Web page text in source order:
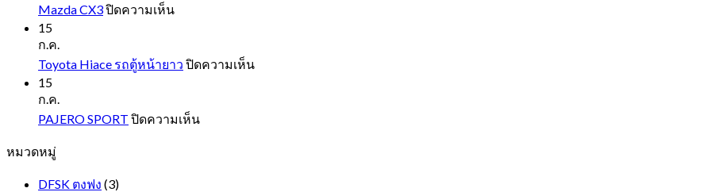
Mazda CX3ปิดความเห็นบน
15
ก.ค.
Toyota Hiace รถตู้หน้ายาว ปิดความเห็นบน
15
ก.ค.
PAJERO SPORT ปิดความเห็นบน
หมวดหมู่
DFSK ตงฟง (3)